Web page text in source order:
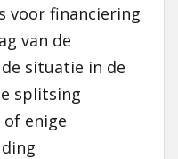
voor financiering
van de
situatie in de
splitsing
enige